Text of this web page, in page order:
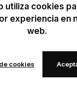
utiliza cookies
experiencia en
web.
cookies